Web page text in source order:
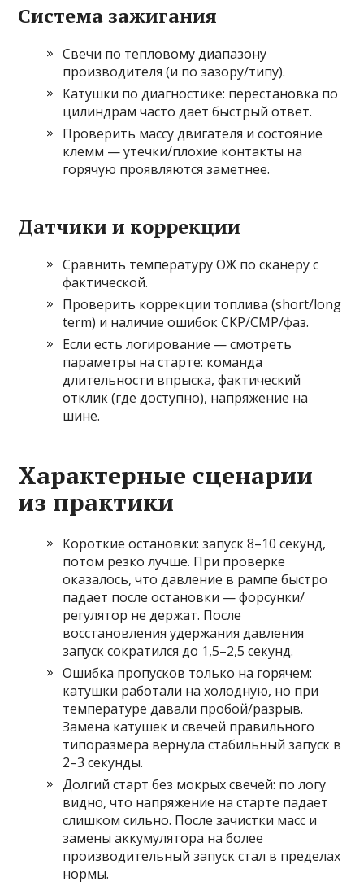
Система зажигания
Свечи по тепловому диапазону
производителя (и по зазору/типу).
Катушки по диагностике: перестановка по
цилиндрам часто дает быстрый ответ.
Проверить массу двигателя и состояние
клемм — утечки/плохие контакты на
горячую проявляются заметнее.
Датчики и коррекции
Сравнить температуру ОЖ по сканеру с
фактической.
Проверить коррекции топлива (short/long
term) и наличие ошибок CKP/CMP/фаз.
Если есть логирование — смотреть
параметры на старте: команда
длительности впрыска, фактический
отклик (где доступно), напряжение на
шине.
Характерные сценарии
из практики
Короткие остановки: запуск 8–10 секунд,
потом резко лучше. При проверке
оказалось, что давление в рампе быстро
падает после остановки — форсунки/
регулятор не держат. После
восстановления удержания давления
запуск сократился до 1,5–2,5 секунд.
Ошибка пропусков только на горячем:
катушки работали на холодную, но при
температуре давали пробой/разрыв.
Замена катушек и свечей правильного
типоразмера вернула стабильный запуск в
2–3 секунды.
Долгий старт без мокрых свечей: по логу
видно, что напряжение на старте падает
слишком сильно. После зачистки масс и
замены аккумулятора на более
производительный запуск стал в пределах
нормы.